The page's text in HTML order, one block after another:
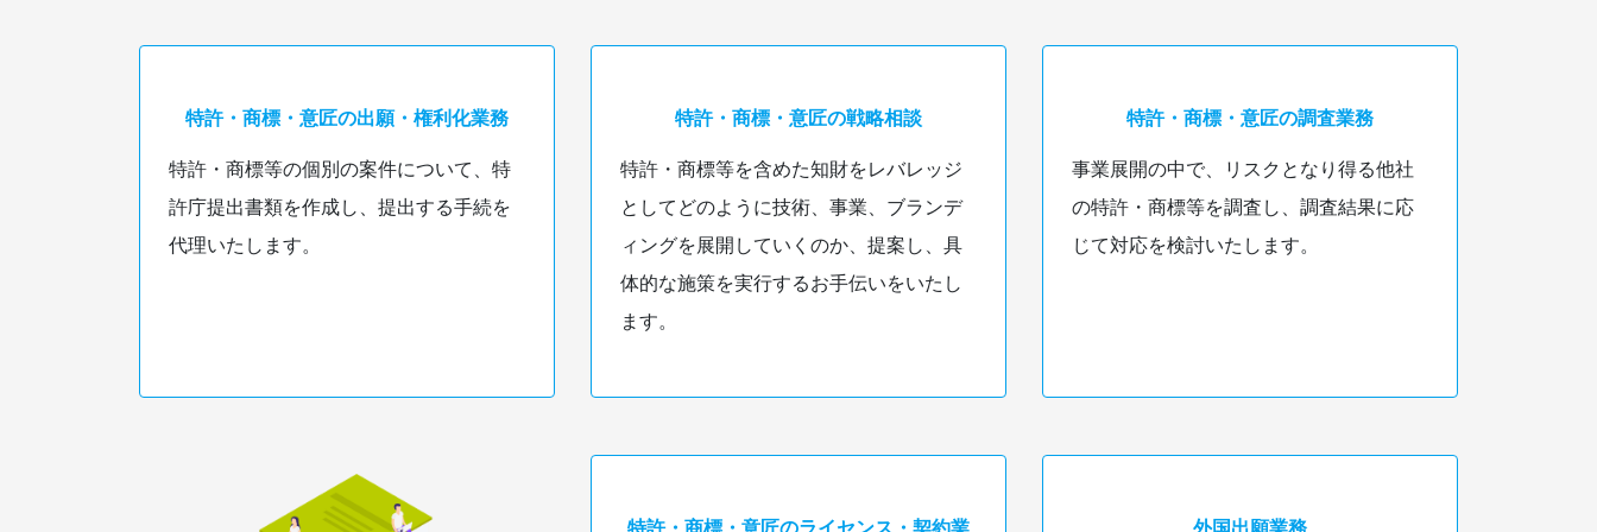
特許・商標・意匠の出願・権利化業務
特許・商標等の個別の案件について、特
許庁提出書類を作成し、提出する手続を
代理いたします。
特許・商標・意匠の戦略相談
特許・商標等を含めた知財をレバレッジ
としてどのように技術、事業、ブランデ
ィングを展開していくのか、提案し、具
体的な施策を実行するお手伝いをいたし
ます。
特許・商標・意匠の調査業務
事業展開の中で、リスクとなり得る他社
の特許・商標等を調査し、調査結果に応
じて対応を検討いたします。
特許・商標・意匠のライセンス・契約業
外国出願業務